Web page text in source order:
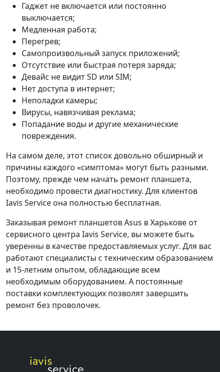
Гаджет не включается или постоянно
выключается;
Медленная работа;
Перегрев;
Самопроизвольный запуск приложений;
Отсутствие или быстрая потеря заряда;
Девайс не видит SD или SIM;
Нет доступа в интернет;
Неполадки камеры;
Вирусы, навязчивая реклама;
Попадание воды и другие механические
повреждения.
На самом деле, этот список довольно обширный и
причины каждого «симптома» могут быть разными.
Поэтому, прежде чем начать ремонт планшета,
необходимо провести диагностику. Для клиентов
Iavis Service она полностью бесплатная.
Заказывая ремонт планшетов Asus в Харькове от
сервисного центра Iavis Service, вы можете быть
уверенны в качестве предоставляемых услуг. Для вас
работают специалисты с техническим образованием
и 15-летним опытом, обладающие всем
необходимым оборудованием. А постоянные
поставки комплектующих позволят завершить
ремонт без проволочек.